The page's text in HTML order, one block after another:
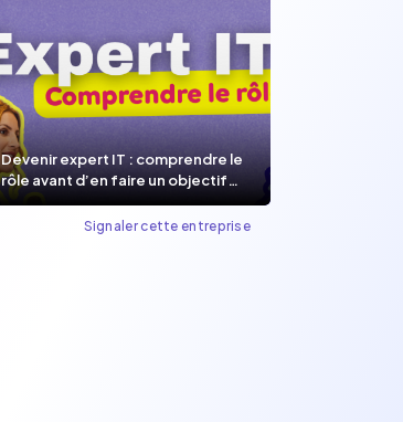
Devenir expert IT : comprendre le
rôle avant d’en faire un objectif
de carrière.
Signaler cette entreprise